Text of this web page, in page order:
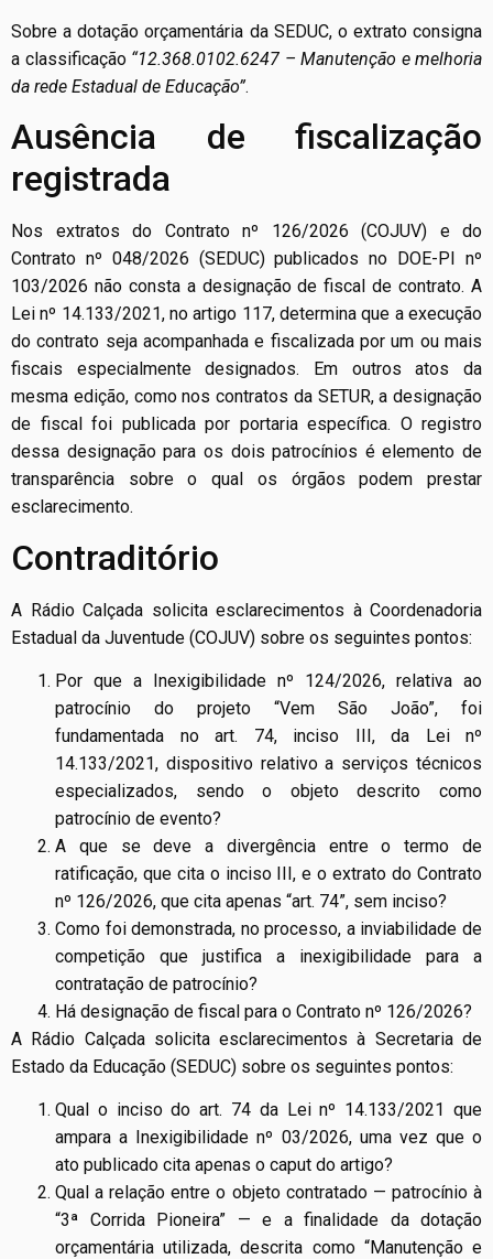
Sobre a dotação orçamentária da SEDUC, o extrato consigna
a classificação “12.368.0102.6247 – Manutenção e melhoria
da rede Estadual de Educação”.
Ausência de fiscalização
registrada
Nos extratos do Contrato nº 126/2026 (COJUV) e do
Contrato nº 048/2026 (SEDUC) publicados no DOE-PI nº
103/2026 não consta a designação de fiscal de contrato. A
Lei nº 14.133/2021, no artigo 117, determina que a execução
do contrato seja acompanhada e fiscalizada por um ou mais
fiscais especialmente designados. Em outros atos da
mesma edição, como nos contratos da SETUR, a designação
de fiscal foi publicada por portaria específica. O registro
dessa designação para os dois patrocínios é elemento de
transparência sobre o qual os órgãos podem prestar
esclarecimento.
Contraditório
A Rádio Calçada solicita esclarecimentos à Coordenadoria
Estadual da Juventude (COJUV) sobre os seguintes pontos:
Por que a Inexigibilidade nº 124/2026, relativa ao
patrocínio do projeto “Vem São João”, foi
fundamentada no art. 74, inciso III, da Lei nº
14.133/2021, dispositivo relativo a serviços técnicos
especializados, sendo o objeto descrito como
patrocínio de evento?
A que se deve a divergência entre o termo de
ratificação, que cita o inciso III, e o extrato do Contrato
nº 126/2026, que cita apenas “art. 74”, sem inciso?
Como foi demonstrada, no processo, a inviabilidade de
competição que justifica a inexigibilidade para a
contratação de patrocínio?
Há designação de fiscal para o Contrato nº 126/2026?
A Rádio Calçada solicita esclarecimentos à Secretaria de
Estado da Educação (SEDUC) sobre os seguintes pontos:
Qual o inciso do art. 74 da Lei nº 14.133/2021 que
ampara a Inexigibilidade nº 03/2026, uma vez que o
ato publicado cita apenas o caput do artigo?
Qual a relação entre o objeto contratado — patrocínio à
“3ª Corrida Pioneira” — e a finalidade da dotação
orçamentária utilizada, descrita como “Manutenção e